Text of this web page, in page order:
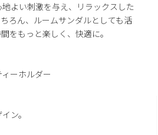
よい刺激を与え、リラックスした
ろん、ルームサンダルとしても活
をもっと楽しく、快適に。
ーホルダー
ン。